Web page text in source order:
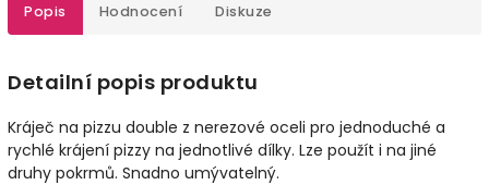
Popis Hodnocení Diskuze
Detailní popis produktu
Kráječ na pizzu double z nerezové oceli pro jednoduché a
rychlé krájení pizzy na jednotlivé dílky. Lze použít i na jiné
druhy pokrmů. Snadno umývatelný.